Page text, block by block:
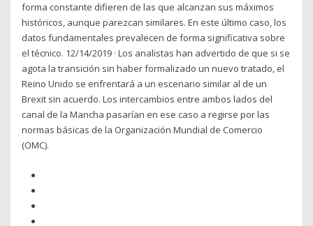
forma constante difieren de las que alcanzan sus máximos
históricos, aunque parezcan similares. En este último caso, los
datos fundamentales prevalecen de forma significativa sobre
el técnico. 12/14/2019 · Los analistas han advertido de que si se
agota la transición sin haber formalizado un nuevo tratado, el
Reino Unido se enfrentará a un escenario similar al de un
Brexit sin acuerdo. Los intercambios entre ambos lados del
canal de la Mancha pasarían en ese caso a regirse por las
normas básicas de la Organización Mundial de Comercio
(OMC).